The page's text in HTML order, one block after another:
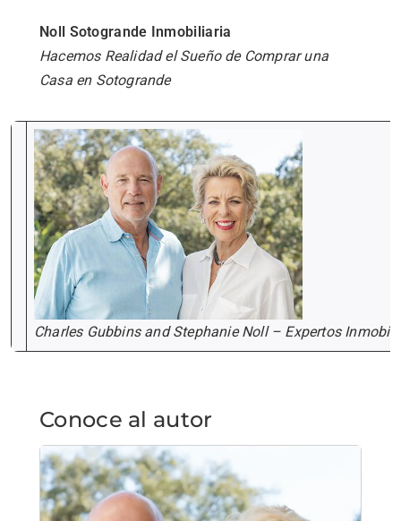
Noll Sotogrande Inmobiliaria
Hacemos Realidad el Sueño de Comprar una
Casa en Sotogrande
Charles Gubbins and Stephanie Noll – Expertos
Conoce al autor